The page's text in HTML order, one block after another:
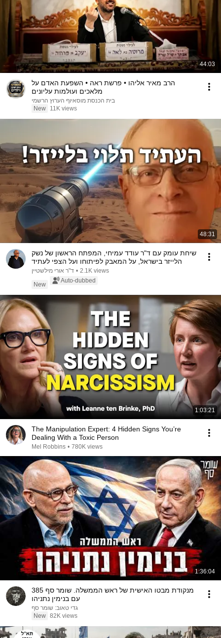
44:03
הרב מאיר אליהו • פרשת ראה • השפעת האדם על
מלאכים ועולמות עליונים
בית הכנסת מוסאיוף הערוץ הרשמי
New
11K views
48:31
שיחת עומק עם ד"ר עודד עמיחי, המפתח הראשון של נשק
הלייזר בישראל, על המאבק לפיתוחו ועל הצפי לעתיד
ד"ר אורי מילשטיין • 2.1K views
New
Auto-dubbed
1:03:21
The Manipulation Expert: 4 Hidden Signs You’re
Dealing With a Toxic Person
Mel Robbins • 780K views
1:36:04
מנקודת מבטו האישית של ראש הממשלה. שומר סף 385
עם בנימין נתניהו
גדי טאוב: שומר סף
New 82K views